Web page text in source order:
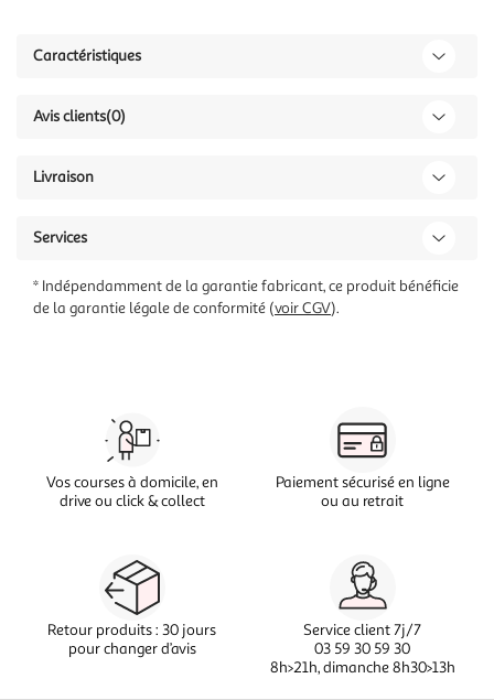
Caractéristiques
Avis clients(0)
Livraison
Services
* Indépendamment de la garantie fabricant, ce produit bénéficie
de la garantie légale de conformité (voir CGV).
Vos courses à domicile, en
drive ou click & collect
Paiement sécurisé en ligne
ou au retrait
Retour produits : 30 jours
pour changer d’avis
Service client 7j/7
03 59 30 59 30
8h>21h, dimanche 8h30>13h